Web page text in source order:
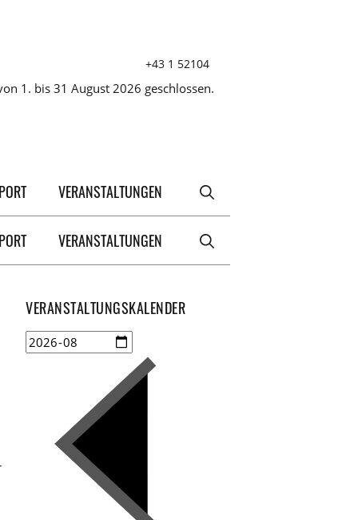
+43 1 52104
1. bis 31 August 2026 geschlossen.
VERANSTALTUNGEN
VERANSTALTUNGEN
VERANSTALTUNGSKALENDER